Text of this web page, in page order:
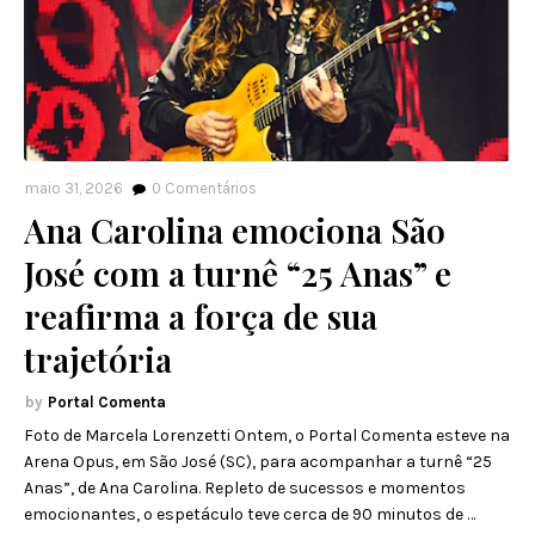
maio 31, 2026 0 Comentários
Ana Carolina emociona São
José com a turnê “25 Anas” e
reafirma a força de sua
trajetória
Portal Comenta
Foto de Marcela Lorenzetti Ontem, o Portal Comenta esteve na
Arena Opus, em São José (SC), para acompanhar a turnê “25
Anas”, de Ana Carolina. Repleto de sucessos e momentos
emocionantes, o espetáculo teve cerca de 90 minutos de …